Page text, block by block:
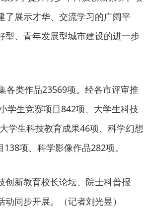
了展示才华、交流学习的广阔平
型、青年发展型城市建设的进一步
各类作品23569项。经各市评审推
学生竞赛项目842项、大学生科技
学生科技教育成果46项、科学幻想
项、科学影像作品282项。
创新教育校长论坛、院士科普报
同步开展。（记者刘光昱）